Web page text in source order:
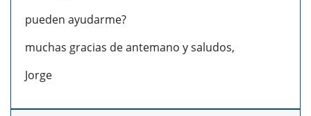
pueden ayudarme?
muchas gracias de antemano y saludos,
Jorge